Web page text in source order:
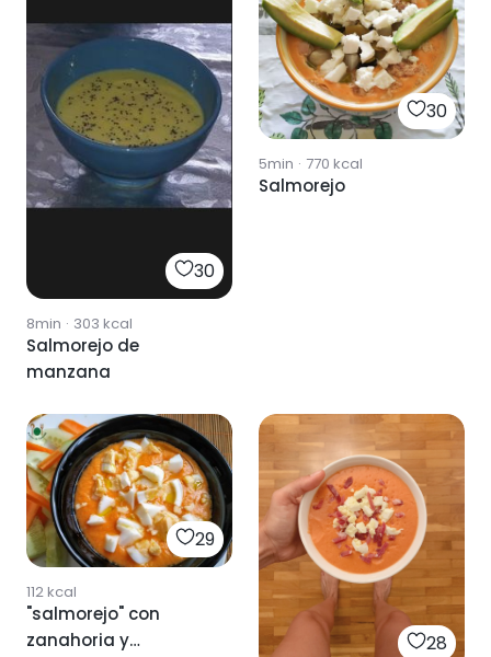
30
8min · 303 kcal
Salmorejo de
manzana
30
5min · 770 kcal
Salmorejo
29
112kcal
"salmorejo" con
zanahoria y
28